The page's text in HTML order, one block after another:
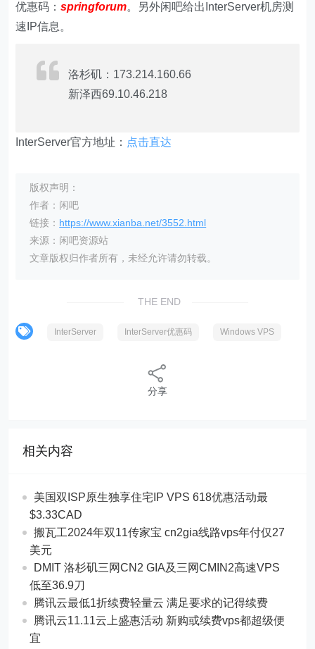
优惠码：springforum。另外闲吧给出InterServer机房测
速IP信息。
洛杉矶：173.214.160.66
新泽西69.10.46.218
InterServer官方地址： 点击直达
版权声明：
作者：闲吧
链接： https://www.xianba.net/3552.html
来源：闲吧资源站
文章版权归作者所有，未经允许请勿转载。
THE END
InterServer InterServer优惠码 Windows VPS
分享
相关内容
美国双ISP原生独享住宅IP VPS 618优惠活动最
$3.33CAD
搬瓦工2024年双11传家宝 cn2gia线路vps年付仅27
美元
DMIT 洛杉矶三网CN2 GIA及三网CMIN2高速VPS
低至36.9刀
腾讯云最低1折续费轻量云 满足要求的记得续费
腾讯云11.11云上盛惠活动 新购或续费vps都超级便
宜